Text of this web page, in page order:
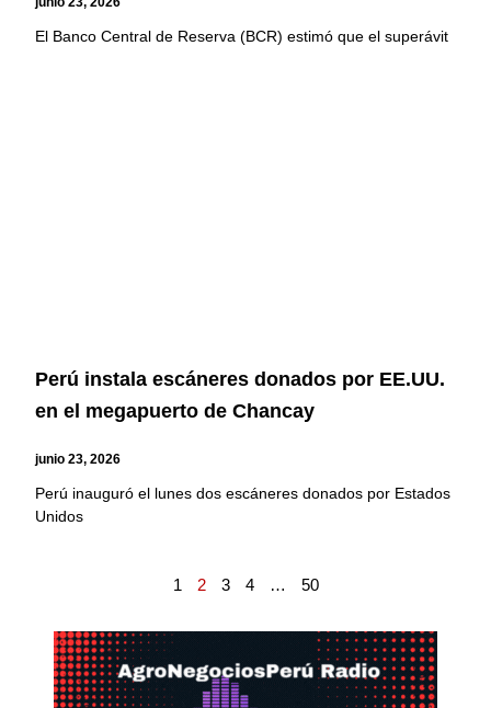
El Banco Central de Reserva (BCR) estimó que el superávit
Perú instala escáneres donados por EE.UU.
en el megapuerto de Chancay
junio 23, 2026
Perú inauguró el lunes dos escáneres donados por Estados
Unidos
1 2 3 4 … 50